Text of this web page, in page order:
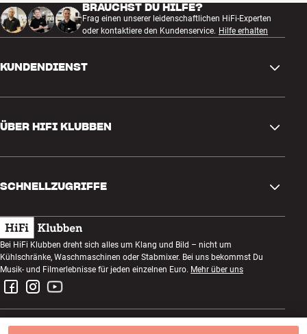
BRAUCHST DU HILFE?
Frag einen unserer leidenschaftlichen HiFi-Experten
oder kontaktiere den Kundenservice. Hilfe erhalten
KUNDENDIENST
Rückgabe und Reklamation
Bestellung widerrufen
AGB
Datenschutzerklärung
Impressum
ÜBER HIFI KLUBBEN
Kundenklub
Abend zum Zuhören
Wettbewerbe
Jobs bei HiFi Klubben
SCHNELLZUGRIFFE
Geschenkkarte
Bauen mit Klang
Montage und Installation
Rückgabe von Elektroschrott
Bei HiFi Klubben dreht sich alles um Klang und Bild – nicht um
Kühlschränke, Waschmaschinen oder Stabmixer. Bei uns bekommst Du
Musik- und Filmerlebnisse für jeden einzelnen Euro. Mehr über uns